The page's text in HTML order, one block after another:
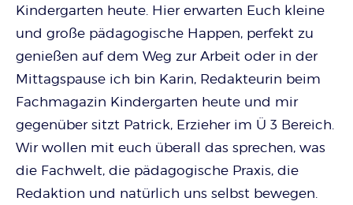
Kindergarten heute. Hier erwarten Euch kleine
und große pädagogische Happen, perfekt zu
genießen auf dem Weg zur Arbeit oder in der
Mittagspause ich bin Karin, Redakteurin beim
Fachmagazin Kindergarten heute und mir
gegenüber sitzt Patrick, Erzieher im Ü 3 Bereich.
Wir wollen mit euch überall das sprechen, was
die Fachwelt, die pädagogische Praxis, die
Redaktion und natürlich uns selbst bewegen.